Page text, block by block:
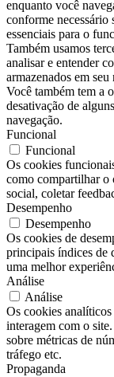
enquanto você
conforme necessário
essenciais para o
Também usamos
analisar e entender
armazenados em
Você também tem a
desativação de
navegação.
Funcional
Funcional
Os cookies
como compartilhar o
social, coletar
Desempenho
Desempenho
Os cookies de
principais índices de
uma melhor
Análise
Análise
Os cookies analíticos
interagem com o
sobre métricas de
tráfego etc.
Propaganda